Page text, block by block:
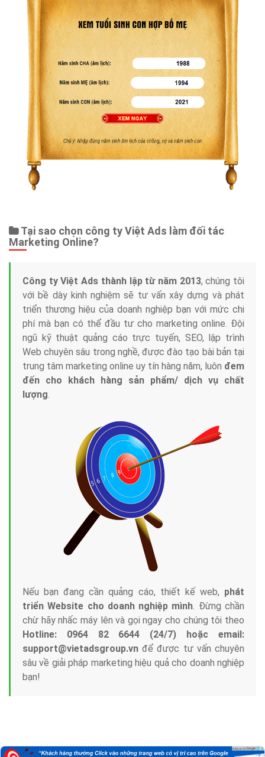
Tại sao chọn công ty Việt Ads làm đối tác
Marketing Online?
Công ty Việt Ads thành lập từ năm 2013, chúng tôi
với bề dày kinh nghiệm sẽ tư vấn xây dựng và phát
triển thương hiệu của doanh nghiệp bạn với mức chi
phí mà bạn có thể đầu tư cho marketing online. Đội
ngũ kỹ thuật quảng cáo trực tuyến, SEO, lập trình
Web chuyên sâu trong nghề, được đào tạo bài bản tại
trung tâm marketing online uy tín hàng năm, luôn đem
đến cho khách hàng sản phẩm/ dịch vụ chất
lượng.
Nếu bạn đang cần quảng cáo, thiết kế web, phát
triển Website cho doanh nghiệp mình. Đừng chần
chừ hãy nhấc máy lên và gọi ngay cho chúng tôi theo
Hotline: 0964 82 6644 (24/7) hoặc email:
support@vietadsgroup.vn để được tư vấn chuyên
sâu về giải pháp marketing hiệu quả cho doanh nghiệp
bạn!